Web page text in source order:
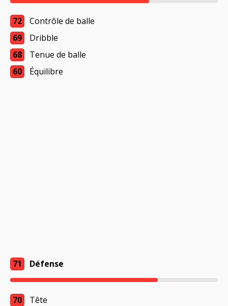
72
Contrôle de balle
69
Dribble
68
Tenue de balle
60
Équilibre
71 Défense
70
Tête